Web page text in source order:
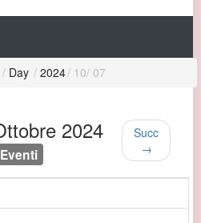
/ Day / 2024/ 10/ 07
2024
Succ
→